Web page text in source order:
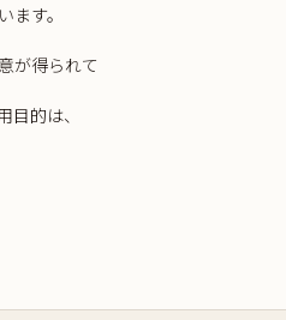
す。
が得られて
的は、